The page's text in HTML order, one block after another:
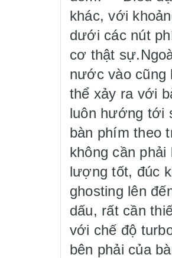
khác, với
dưới các nút
cơ thật
nước vào cũng
thể xảy ra với
luôn hướng tới
bàn phím theo
không cần
lượng tốt, đúc
ghosting lên
dấu, rất cần
với chế độ
bên phải của